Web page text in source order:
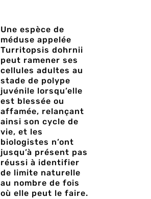
Une espèce de
méduse appelée
Turritopsis dohrnii
peut ramener ses
cellules adultes au
stade de polype
juvénile lorsqu’elle
est blessée ou
affamée, relançant
ainsi son cycle de
vie, et les
biologistes n’ont
jusqu’à présent pas
réussi à identifier
de limite naturelle
au nombre de fois
où elle peut le faire.